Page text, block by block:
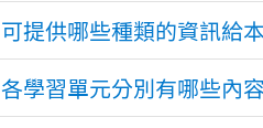
可提供哪些種類的資訊給
各學習單元分別有哪些內